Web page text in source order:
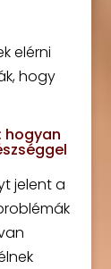
elérni
hogy
hogyan
jelent a